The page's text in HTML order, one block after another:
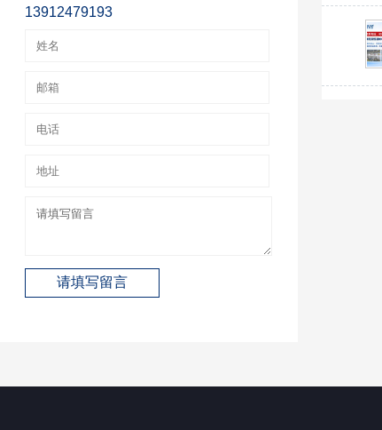
13912479193